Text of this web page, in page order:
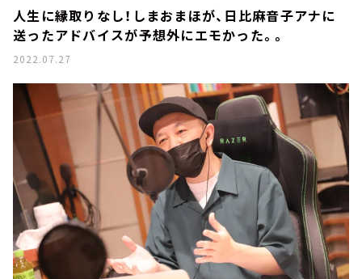
人生に縁取りなし！しまおまほが、日比麻音子アナに
送ったアドバイスが予想外にエモかった。。
2022.07.27